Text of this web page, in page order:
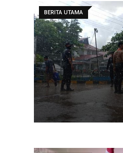
BERITA UTAMA